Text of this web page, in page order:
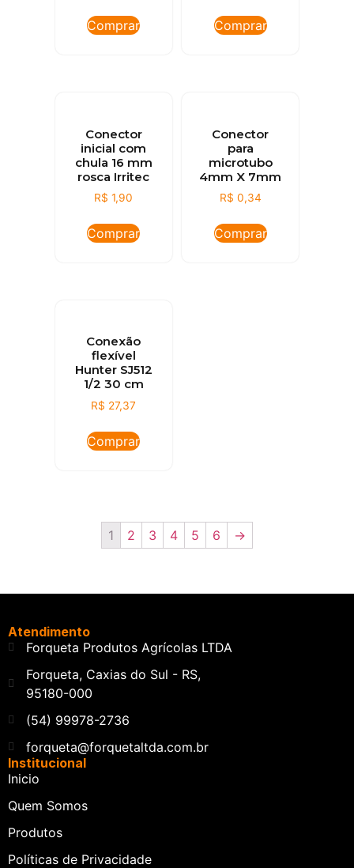
Comprar Comprar
Conector
inicial com
chula 16 mm
rosca Irritec
R$ 1,90
Comprar
Conector
para
microtubo
4mm X 7mm
R$ 0,34
Comprar
Conexão
flexível
Hunter SJ512
1/2 30 cm
R$ 27,37
Comprar
1 2 3 4 5 6 →
Atendimento
Forqueta Produtos Agrícolas LTDA
Forqueta, Caxias do Sul - RS,
95180-000
(54) 99978-2736
forqueta@forquetaltda.com.br
Institucional
Inicio
Quem Somos
Produtos
Políticas de Privacidade